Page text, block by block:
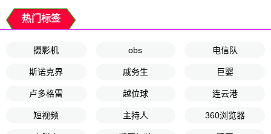
热门标签
摄影机 obs 电信队
斯诺克界 戚务生 巨婴
卢多格雷 越位球 连云港
短视频 主持人 360浏览器